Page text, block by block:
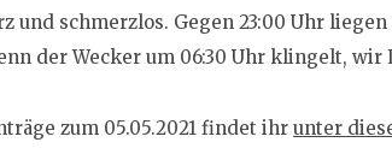
und schmerzlos. Gegen 23:00 Uhr
der Wecker um 06:30 Uhr klingelt, wir
zum 05.05.2021 findet ihr unter